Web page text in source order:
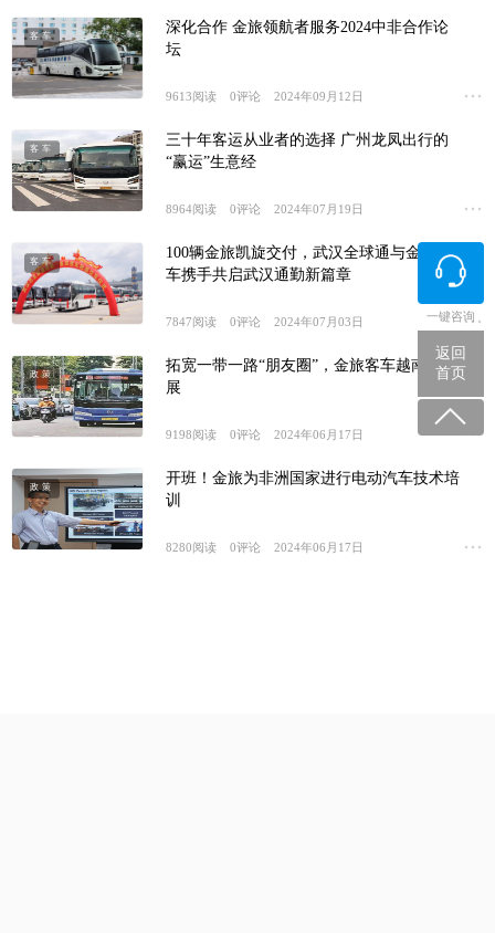
客车
深化合作 金旅领航者服务2024中非合作论
坛
9613阅读 0评论 2024年09月12日
客车
三十年客运从业者的选择 广州龙凤出行的
“赢运”生意经
8964阅读 0评论 2024年07月19日
客车
100辆金旅凯旋交付，武汉全球通与金旅客
车携手共启武汉通勤新篇章
7847阅读 0评论 2024年07月03日
政策
拓宽一带一路“朋友圈”，金旅客车越南新发
展
9198阅读 0评论 2024年06月17日
政策
开班！金旅为非洲国家进行电动汽车技术培
训
8280阅读 0评论 2024年06月17日
一键咨询
返回
首页